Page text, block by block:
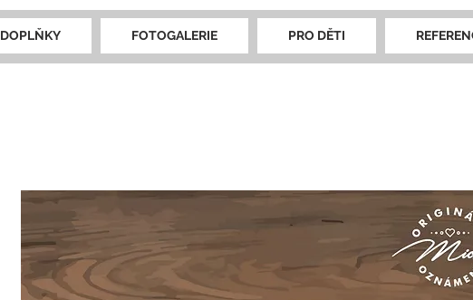
DOPLŇKY FOTOGALERIE PRO DĚTI